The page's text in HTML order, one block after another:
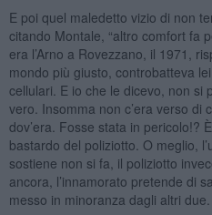
E poi quel maledetto vizio di non
citando Montale, “altro comfort fa
era l’Arno a Rovezzano, il 1971,
mondo più giusto, controbatteva
cellulari. E io che le dicevo, non si
vero. Insomma non c’era verso di
dov’era. Fosse stata in pericolo!?
bastardo del poliziotto. O meglio,
sostiene non si fa, il poliziotto
ancora, l’innamorato pretende di
messo in minoranza dagli altri